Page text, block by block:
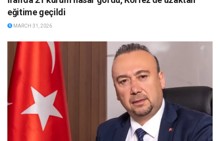
eğitime geçildi
MARCH 31, 2026